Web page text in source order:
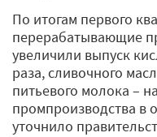
По итогам первого
перерабатывающие
увеличили выпуск
раза, сливочного
питьевого молока –
промпроизводства в
уточнило